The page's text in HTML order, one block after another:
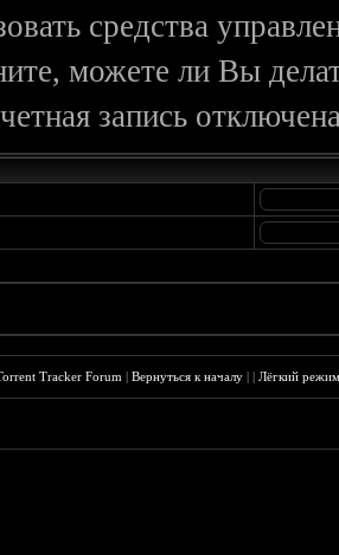
средства
можете ли Вы
запись
Tracker Forum |Вернуться к началу ||Лёгкий